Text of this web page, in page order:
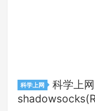
科学上网
科学上